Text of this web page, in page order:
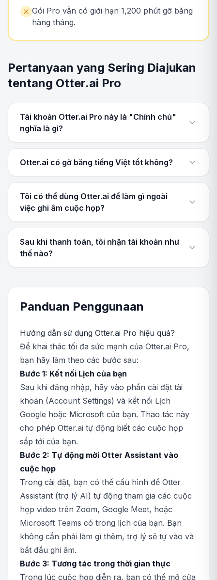
Gói Pro vẫn có giới hạn 1,200 phút gỡ băng
hàng tháng.
Pertanyaan yang Sering Diajukan
tentang Otter.ai Pro
Tài khoản Otter.ai Pro này là "Chính chủ"
nghĩa là gì?
Otter.ai có gỡ băng tiếng Việt tốt không?
Tôi có thể dùng Otter.ai để làm gì ngoài
việc ghi âm cuộc họp?
Sau khi thanh toán, tôi nhận tài khoản như
thế nào?
Panduan Penggunaan
Hướng dẫn sử dụng Otter.ai Pro hiệu quả?
Để khai thác tối đa sức mạnh của Otter.ai Pro,
bạn hãy làm theo các bước sau:
Bước 1: Kết nối Lịch của bạn
Sau khi đăng nhập, hãy vào phần cài đặt tài
khoản (Account Settings) và kết nối Lịch
Google hoặc Microsoft của bạn. Thao tác này
cho phép Otter.ai tự động biết các cuộc họp
sắp tới của bạn.
Bước 2: Tự động mời Otter Assistant vào
cuộc họp
Trong cài đặt, bạn có thể cấu hình để Otter
Assistant (trợ lý AI) tự động tham gia các cuộc
họp video trên Zoom, Google Meet, hoặc
Microsoft Teams có trong lịch của bạn. Bạn
không cần phải làm gì thêm, trợ lý sẽ tự vào và
bắt đầu ghi âm.
Bước 3: Tương tác trong thời gian thực
Trong lúc cuộc họp diễn ra, bạn có thể mở cửa